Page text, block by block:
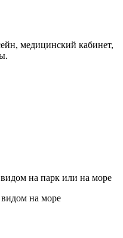
медицинский кабинет,
на парк или на море
на море